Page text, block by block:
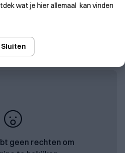
maatregel beoogt een beter
de horeca- en
geen rechten om
wat je hier allemaal kan vinden
Sluiten